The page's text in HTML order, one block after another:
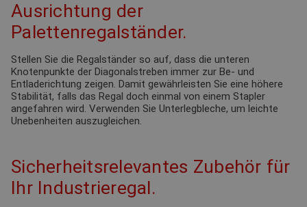
Ausrichtung der
Palettenregalständer.
Stellen Sie die Regalständer so auf, dass die unteren
Knotenpunkte der Diagonalstreben immer zur Be- und
Entladerichtung zeigen. Damit gewährleisten Sie eine höhere
Stabilität, falls das Regal doch einmal von einem Stapler
angefahren wird. Verwenden Sie Unterlegbleche, um leichte
Unebenheiten auszugleichen.
Sicherheitsrelevantes Zubehör für
Ihr Industrieregal.